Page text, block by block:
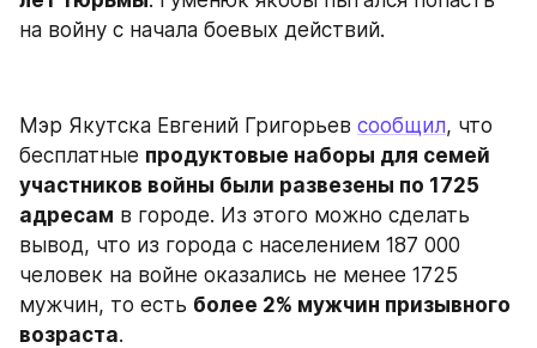
на войну с начала боевых действий.
Мэр Якутска Евгений Григорьев сообщил, что
бесплатные продуктовые наборы для семей
участников войны были развезены по 1725
адресам в городе. Из этого можно сделать
вывод, что из города с населением 187 000
человек на войне оказались не менее 1725
мужчин, то есть более 2% мужчин призывного
возраста.